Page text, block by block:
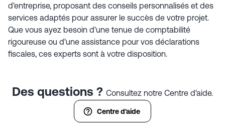
d'entreprise, proposant des conseils personnalisés et des
services adaptés pour assurer le succès de votre projet.
Que vous ayez besoin d'une tenue de comptabilité
rigoureuse ou d'une assistance pour vos déclarations
fiscales, ces experts sont à votre disposition.
Des questions ? Consultez notre Centre d'aide.
Centre d'aide